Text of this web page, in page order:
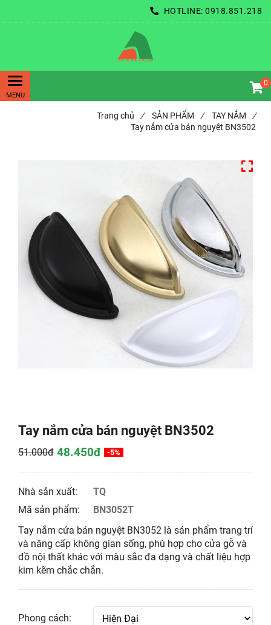
HOTLINE: 0918.851.218
0
Trang chủ / SẢN PHẨM / TAY NẮM
/
Tay nắm cửa bán nguyệt BN3502
Tay nắm cửa bán nguyệt BN3502
51.000đ 48.450đ -5%
Nhà sản xuất:
TQ
Mã sản phẩm:
BN3052T
Tay nắm cửa bán nguyệt BN3052 là sản phẩm trang trí
và nâng cấp không gian sống, phù hợp cho cửa gỗ và
đồ nội thất khác với màu sắc đa dạng và chất liệu hợp
kim kẽm chắc chắn.
Phong cách: